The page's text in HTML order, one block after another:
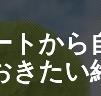
トから
きたい